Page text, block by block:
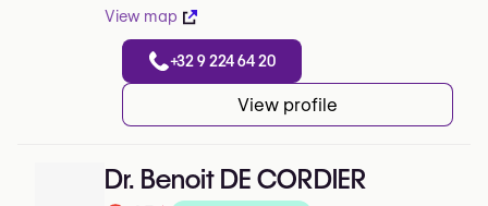
View map
+32 9 224 64 20
View profile
Dr. Benoit DE CORDIER